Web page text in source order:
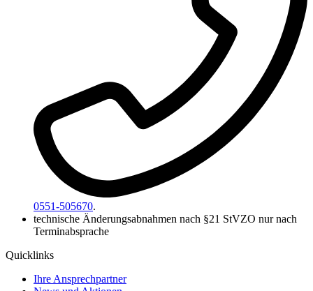
0551-505670.
technische Änderungsabnahmen nach §21 StVZO nur nach
Terminabsprache
Quicklinks
Ihre Ansprechpartner